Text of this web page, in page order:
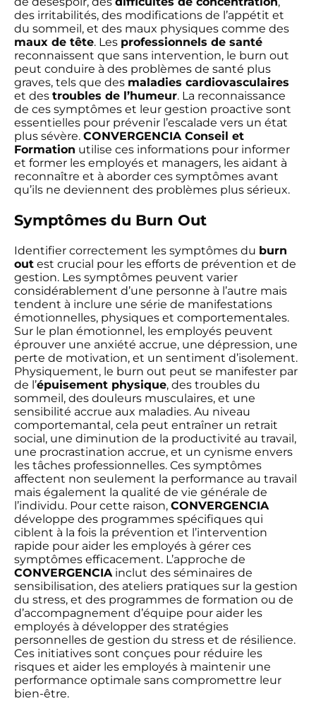
des irritabilités, des modifications de l’appétit et
du sommeil, et des maux physiques comme des
maux de tête. Les professionnels de santé
reconnaissent que sans intervention, le burn out
peut conduire à des problèmes de santé plus
graves, tels que des maladies cardiovasculaires
et des troubles de l’humeur. La reconnaissance
de ces symptômes et leur gestion proactive sont
essentielles pour prévenir l’escalade vers un état
plus sévère. CONVERGENCIA Conseil et
Formation utilise ces informations pour informer
et former les employés et managers, les aidant à
reconnaître et à aborder ces symptômes avant
qu’ils ne deviennent des problèmes plus sérieux.
Symptômes du Burn Out
Identifier correctement les symptômes du burn
out est crucial pour les efforts de prévention et de
gestion. Les symptômes peuvent varier
considérablement d’une personne à l’autre mais
tendent à inclure une série de manifestations
émotionnelles, physiques et comportementales.
Sur le plan émotionnel, les employés peuvent
éprouver une anxiété accrue, une dépression, une
perte de motivation, et un sentiment d’isolement.
Physiquement, le burn out peut se manifester par
de l’épuisement physique, des troubles du
sommeil, des douleurs musculaires, et une
sensibilité accrue aux maladies. Au niveau
comportemantal, cela peut entraîner un retrait
social, une diminution de la productivité au travail,
une procrastination accrue, et un cynisme envers
les tâches professionnelles. Ces symptômes
affectent non seulement la performance au travail
mais également la qualité de vie générale de
l’individu. Pour cette raison, CONVERGENCIA
développe des programmes spécifiques qui
ciblent à la fois la prévention et l’intervention
rapide pour aider les employés à gérer ces
symptômes efficacement. L’approche de
CONVERGENCIA inclut des séminaires de
sensibilisation, des ateliers pratiques sur la gestion
du stress, et des programmes de formation ou de
d’accompagnement d’équipe pour aider les
employés à développer des stratégies
personnelles de gestion du stress et de résilience.
Ces initiatives sont conçues pour réduire les
risques et aider les employés à maintenir une
performance optimale sans compromettre leur
bien-être.